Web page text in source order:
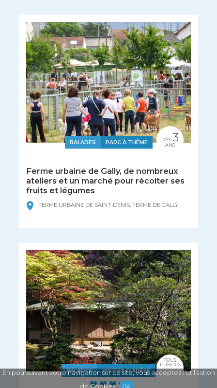
BALADES PARC À THÈME
Ferme urbaine de Gally, de nombreux
ateliers et un marché pour récolter ses
fruits et légumes
FERME URBAINE DE SAINT-DENIS, FERME DE GALLY
DÈS 3
ANS
BALADES VISITES GUIDÉES
TOUS
PUBLICS
En poursuivant votre navigation sur ce site, vous acceptez l’utilisation
de Cookies
OK